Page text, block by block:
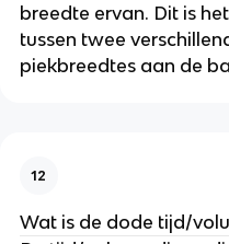
breedte ervan. Dit is
tussen twee
piekbreedtes aan de
12
Wat is de dode tijd/